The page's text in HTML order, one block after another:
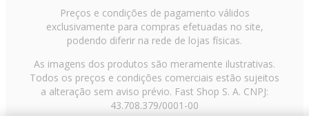
Preços e condições de pagamento válidos
exclusivamente para compras efetuadas no site,
podendo diferir na rede de lojas físicas.
As imagens dos produtos são meramente ilustrativas.
Todos os preços e condições comerciais estão sujeitos
a alteração sem aviso prévio. Fast Shop S. A. CNPJ:
43.708.379/0001-00